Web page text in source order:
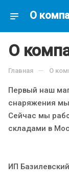
О
О
Главная — О
Первый наш
снаряжения мы
Сейчас мы
складами в
ИП